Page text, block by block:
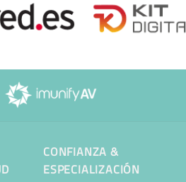
CONFIANZA &
ESPECIALIZACIÓN